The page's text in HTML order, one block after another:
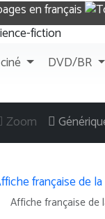
ciné DVD/BR
Zoom
Affiche française de